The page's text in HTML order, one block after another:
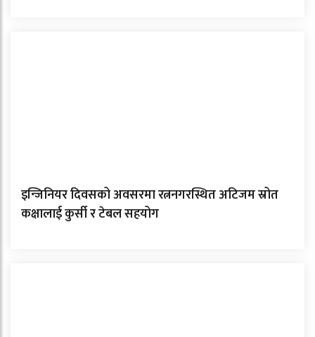
इन्जिनियर दिवसको अवसरमा रत्ननगरस्थित अटिजम स्रोत
कक्षालाई कुर्सी र टेबल सहयोग